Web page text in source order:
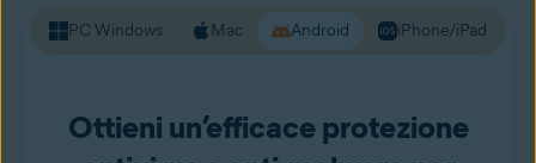
PC Windows Mac Android iPhone/iPad
Ottieni un’efficace protezione